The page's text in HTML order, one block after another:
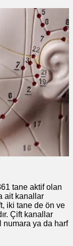
tane aktif olan
ait kanallar
iki tane de ön ve
Çift kanallar
numara ya da harf